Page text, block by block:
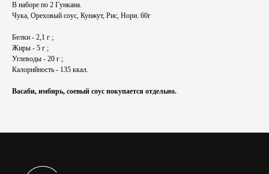
В наборе по 2 Гункана.
Чука, Ореховый соус, Кунжут, Рис, Нори. 60г
Белки - 2,1 г ;
Жиры - 5 г ;
Углеводы - 20 г ;
Калорийность - 135 ккал.
Васаби, имбирь, соевый соус покупается отдельно.